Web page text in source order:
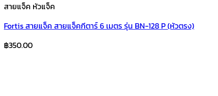
สายแจ็ค หัวแจ็ค
Fortis สายแจ็ค สายแจ็คกีตาร์ 6 เมตร รุ่น BN-128 P (หัวตรง)
฿350.00